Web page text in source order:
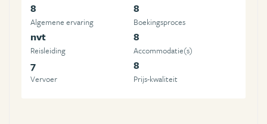
8
Algemene ervaring
8
Boekingsproces
nvt
Reisleiding
8
Accommodatie(s)
7
Vervoer
8
Prijs-kwaliteit